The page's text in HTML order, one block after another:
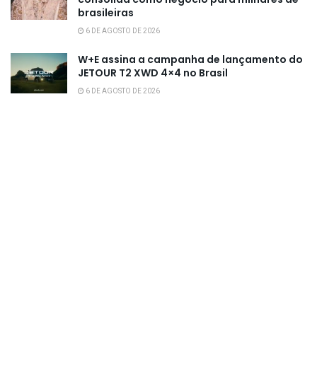
brasileiras
6 DE AGOSTO DE 2026
W+E assina a campanha de lançamento do
JETOUR T2 XWD 4×4 no Brasil
6 DE AGOSTO DE 2026